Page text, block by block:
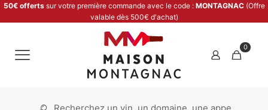
50€ offertssur votre première commande avec le code : MONTAGNAC (Offre
valable dès 500€ d'achat)
0